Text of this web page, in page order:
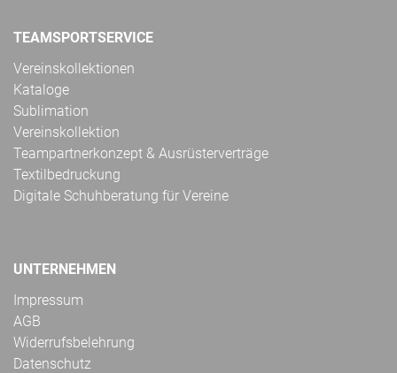
TEAMSPORTSERVICE
Vereinskollektionen
Kataloge
Sublimation
Vereinskollektion
Teampartnerkonzept & Ausrüsterverträge
Textilbedruckung
Digitale Schuhberatung für Vereine
UNTERNEHMEN
Impressum
AGB
Widerrufsbelehrung
Datenschutz